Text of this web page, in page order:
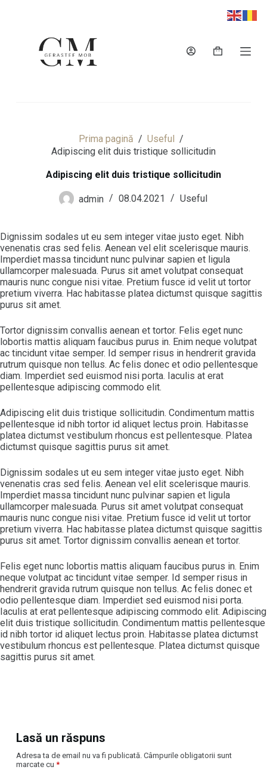
Coș
Prima pagină / Useful
/
Adipiscing elit duis tristique sollicitudin
Adipiscing elit duis tristique sollicitudin
admin 08.04.2021 Useful
Dignissim sodales ut eu sem integer vitae justo eget. Nibh
venenatis cras sed felis. Aenean vel elit scelerisque mauris.
Imperdiet massa tincidunt nunc pulvinar sapien et ligula
ullamcorper malesuada. Purus sit amet volutpat consequat
mauris nunc congue nisi vitae. Pretium fusce id velit ut tortor
pretium viverra. Hac habitasse platea dictumst quisque sagittis
purus sit amet.
Tortor dignissim convallis aenean et tortor. Felis eget nunc
lobortis mattis aliquam faucibus purus in. Enim neque volutpat
ac tincidunt vitae semper. Id semper risus in hendrerit gravida
rutrum quisque non tellus. Ac felis donec et odio pellentesque
diam. Imperdiet sed euismod nisi porta. Iaculis at erat
pellentesque adipiscing commodo elit.
Adipiscing elit duis tristique sollicitudin. Condimentum mattis
pellentesque id nibh tortor id aliquet lectus proin. Habitasse
platea dictumst vestibulum rhoncus est pellentesque. Platea
dictumst quisque sagittis purus sit amet.
Dignissim sodales ut eu sem integer vitae justo eget. Nibh
venenatis cras sed felis. Aenean vel elit scelerisque mauris.
Imperdiet massa tincidunt nunc pulvinar sapien et ligula
ullamcorper malesuada. Purus sit amet volutpat consequat
mauris nunc congue nisi vitae. Pretium fusce id velit ut tortor
pretium viverra. Hac habitasse platea dictumst quisque sagittis
purus sit amet. Tortor dignissim convallis aenean et tortor.
Felis eget nunc lobortis mattis aliquam faucibus purus in. Enim
neque volutpat ac tincidunt vitae semper. Id semper risus in
hendrerit gravida rutrum quisque non tellus. Ac felis donec et
odio pellentesque diam. Imperdiet sed euismod nisi porta.
Iaculis at erat pellentesque adipiscing commodo elit. Adipiscing
elit duis tristique sollicitudin. Condimentum mattis pellentesque
id nibh tortor id aliquet lectus proin. Habitasse platea dictumst
vestibulum rhoncus est pellentesque. Platea dictumst quisque
sagittis purus sit amet.
Lasă un răspuns
Adresa ta de email nu va fi publicată. Câmpurile obligatorii sunt
marcate cu *